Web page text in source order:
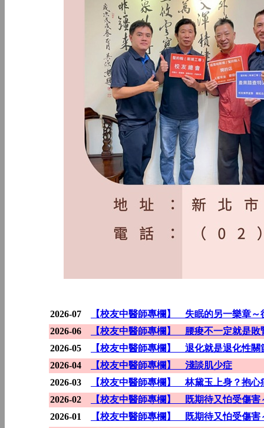
2026-07
【校友中醫師專欄】 失眠的另一樂章～
2026-06
【校友中醫師專欄】 腰痠不一定就是敗
2026-05
【校友中醫師專欄】 退化就是退化性關
2026-04
【校友中醫師專欄】 淺談肌少症
2026-03
【校友中醫師專欄】 林黛玉上身？抱心
2026-02
【校友中醫師專欄】 既期待又怕受傷害
2026-01
【校友中醫師專欄】 既期待又怕受傷害